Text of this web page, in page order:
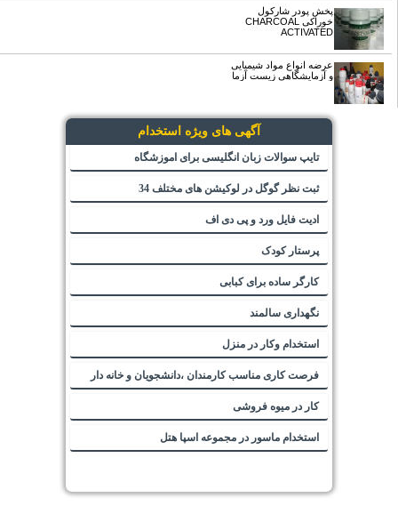
پخش پودر شارکول
خوراکی CHARCOAL
ACTIVATED
عرضه انواع مواد شیمیایی
و آزمایشگاهی زیست آزما
آگهی های ویژه استخدام
تایپ سوالات زبان انگلیسی برای اموزشگاه
ثبت نظر گوگل در لوکیشن های مختلف 34
ادیت فایل ورد و پی دی اف
پرستار کودک
کارگر ساده برای کبابی
نگهداری سالمند
استخدام وکار در منزل
فرصت کاری مناسب کارمندان ،دانشجویان و خانه دار
کار در میوه فروشی
استخدام ماسور در مجموعه اسپا هتل